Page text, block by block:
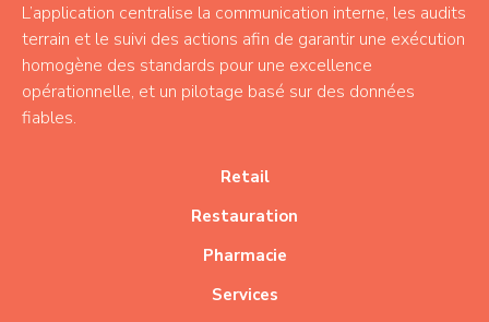
L’application centralise la communication interne, les audits
terrain et le suivi des actions afin de garantir une exécution
homogène des standards pour une excellence
opérationnelle, et un pilotage basé sur des données
fiables.
Retail
Restauration
Pharmacie
Services